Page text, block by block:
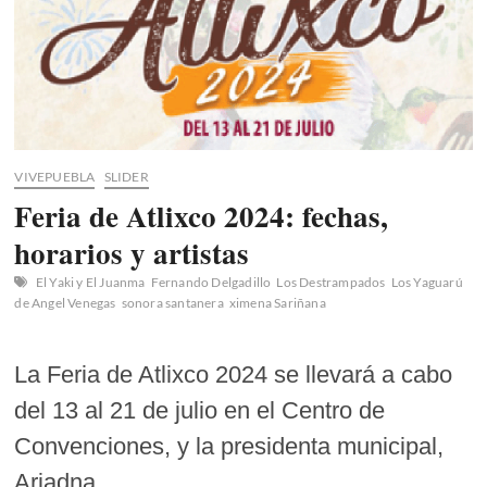
VIVEPUEBLA SLIDER
Feria de Atlixco 2024: fechas,
horarios y artistas
El Yaki y El Juanma Fernando Delgadillo Los Destrampados Los Yaguarú
de Angel Venegas sonora santanera ximena Sariñana
La Feria de Atlixco 2024 se llevará a cabo
del 13 al 21 de julio en el Centro de
Convenciones, y la presidenta municipal,
Ariadna…